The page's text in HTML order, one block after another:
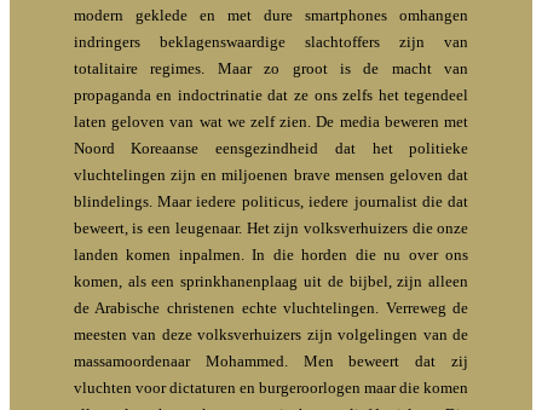
modern geklede en met dure smartphones omhangen
indringers beklagenswaardige slachtoffers zijn van
totalitaire regimes. Maar zo groot is de macht van
propaganda en indoctrinatie dat ze ons zelfs het tegendeel
laten geloven van wat we zelf zien. De media beweren met
Noord Koreaanse eensgezindheid dat het politieke
vluchtelingen zijn en miljoenen brave mensen geloven dat
blindelings. Maar iedere politicus, iedere journalist die dat
beweert, is een leugenaar. Het zijn volksverhuizers die onze
landen komen inpalmen. In die horden die nu over ons
komen, als een sprinkhanenplaag uit de bijbel, zijn alleen
de Arabische christenen echte vluchtelingen. Verreweg de
meesten van deze volksverhuizers zijn volgelingen van de
massamoordenaar Mohammed. Men beweert dat zij
vluchten voor dictaturen en burgeroorlogen maar die komen